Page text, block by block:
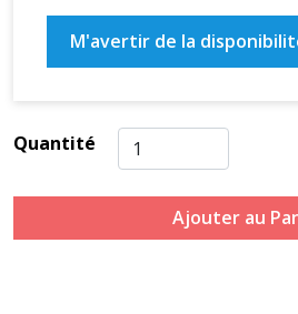
M'avertir de la
Quantité
Ajouter au